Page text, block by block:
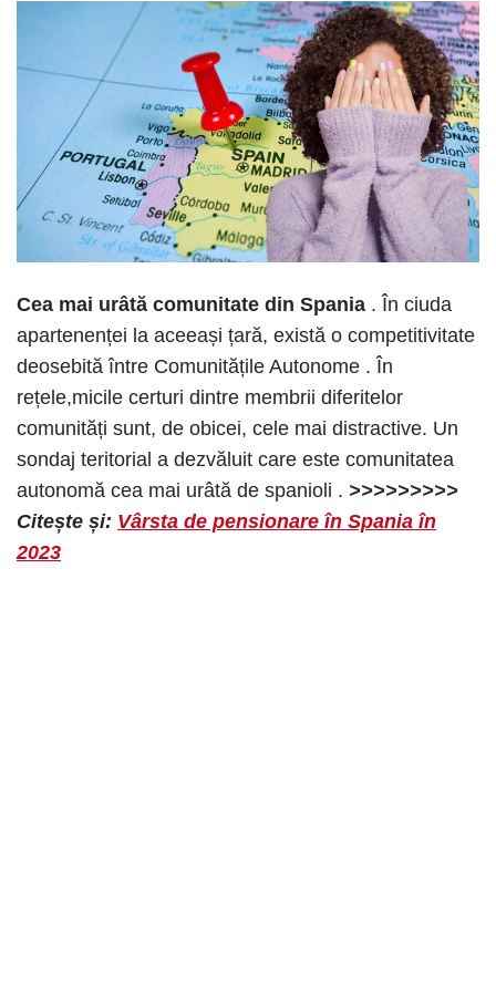
Cea mai urâtă comunitate din Spania . În ciuda
apartenenței la aceeași țară, există o competitivitate
deosebită între Comunitățile Autonome . În
rețele,micile certuri dintre membrii diferitelor
comunități sunt, de obicei, cele mai distractive. Un
sondaj teritorial a dezvăluit care este comunitatea
autonomă cea mai urâtă de spanioli . >>>>>>>>>
Citește și: Vârsta de pensionare în Spania în
2023